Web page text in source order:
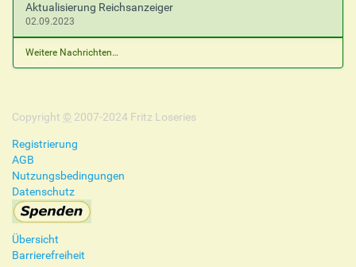
Aktualisierung Reichsanzeiger
02.09.2023
Weitere Nachrichten…
Copyright © 2007-2024 Fritz Loseries
Registrierung
AGB
Nutzungsbedingungen
Datenschutz
Übersicht
Barrierefreiheit